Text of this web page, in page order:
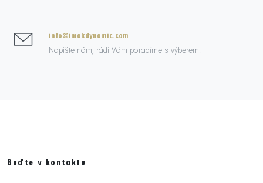
info@imakdynamic.com
Napište nám, rádi Vám poradíme s výberem.
Buďte v kontaktu